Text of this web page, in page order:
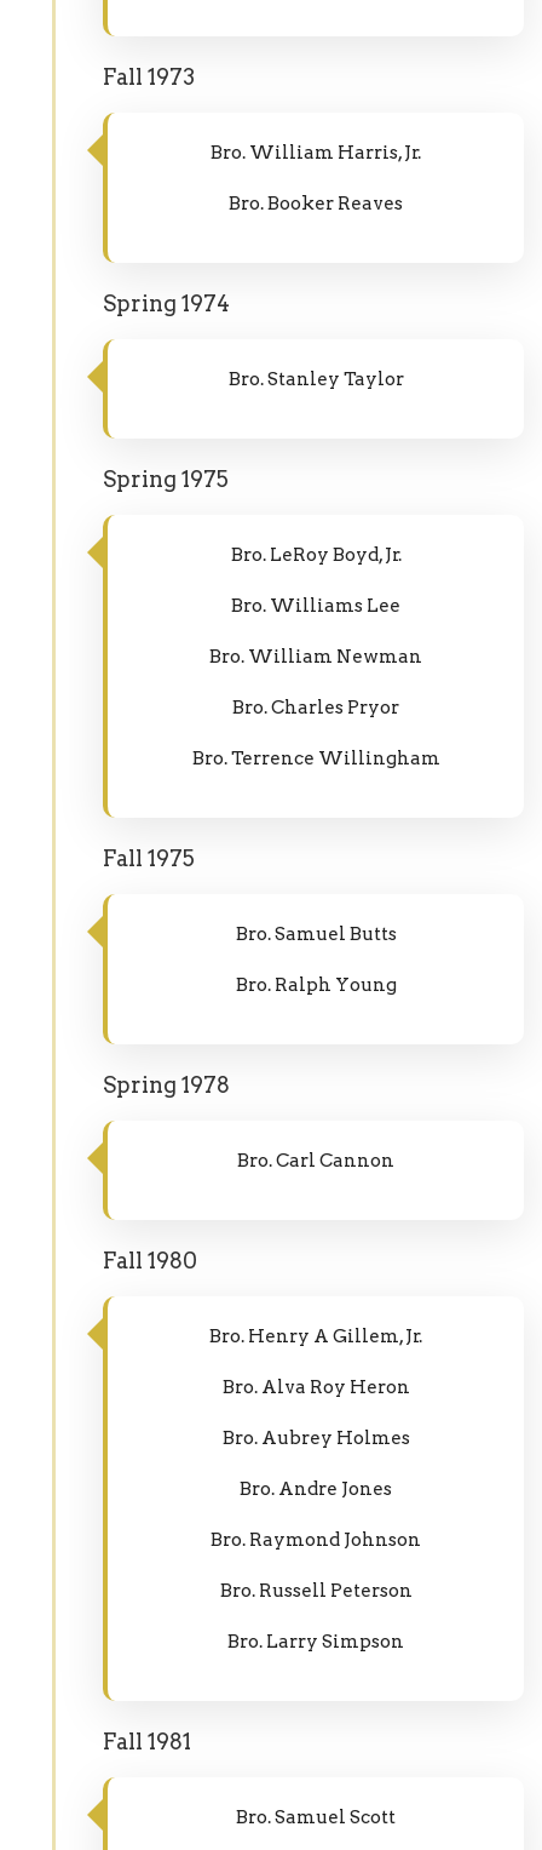
Fall 1973
Bro. William Harris, Jr.
Bro. Booker Reaves
Spring 1974
Bro. Stanley Taylor
Spring 1975
Bro. LeRoy Boyd, Jr.
Bro. Williams Lee
Bro. William Newman
Bro. Charles Pryor
Bro. Terrence Willingham
Fall 1975
Bro. Samuel Butts
Bro. Ralph Young
Spring 1978
Bro. Carl Cannon
Fall 1980
Bro. Henry A Gillem, Jr.
Bro. Alva Roy Heron
Bro. Aubrey Holmes
Bro. Andre Jones
Bro. Raymond Johnson
Bro. Russell Peterson
Bro. Larry Simpson
Fall 1981
Bro. Samuel Scott